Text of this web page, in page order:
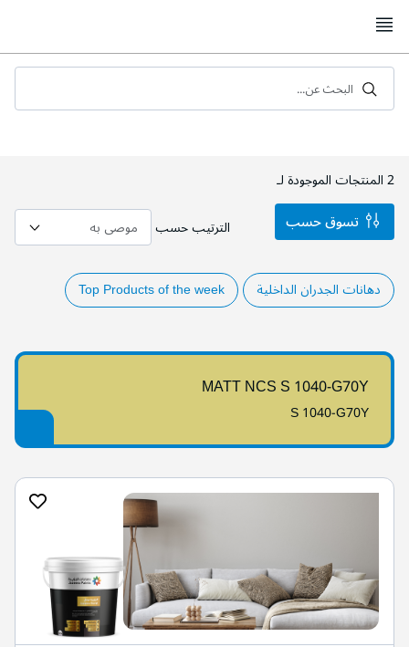
to
البحث عن...
2المنتجات الموجودة لـ
الترتيب حسب
دهانات الجدران الداخلية Top Products of the week
MATT NCS S 1040-G70Y
S 1040-G70Y
تسوق حسب